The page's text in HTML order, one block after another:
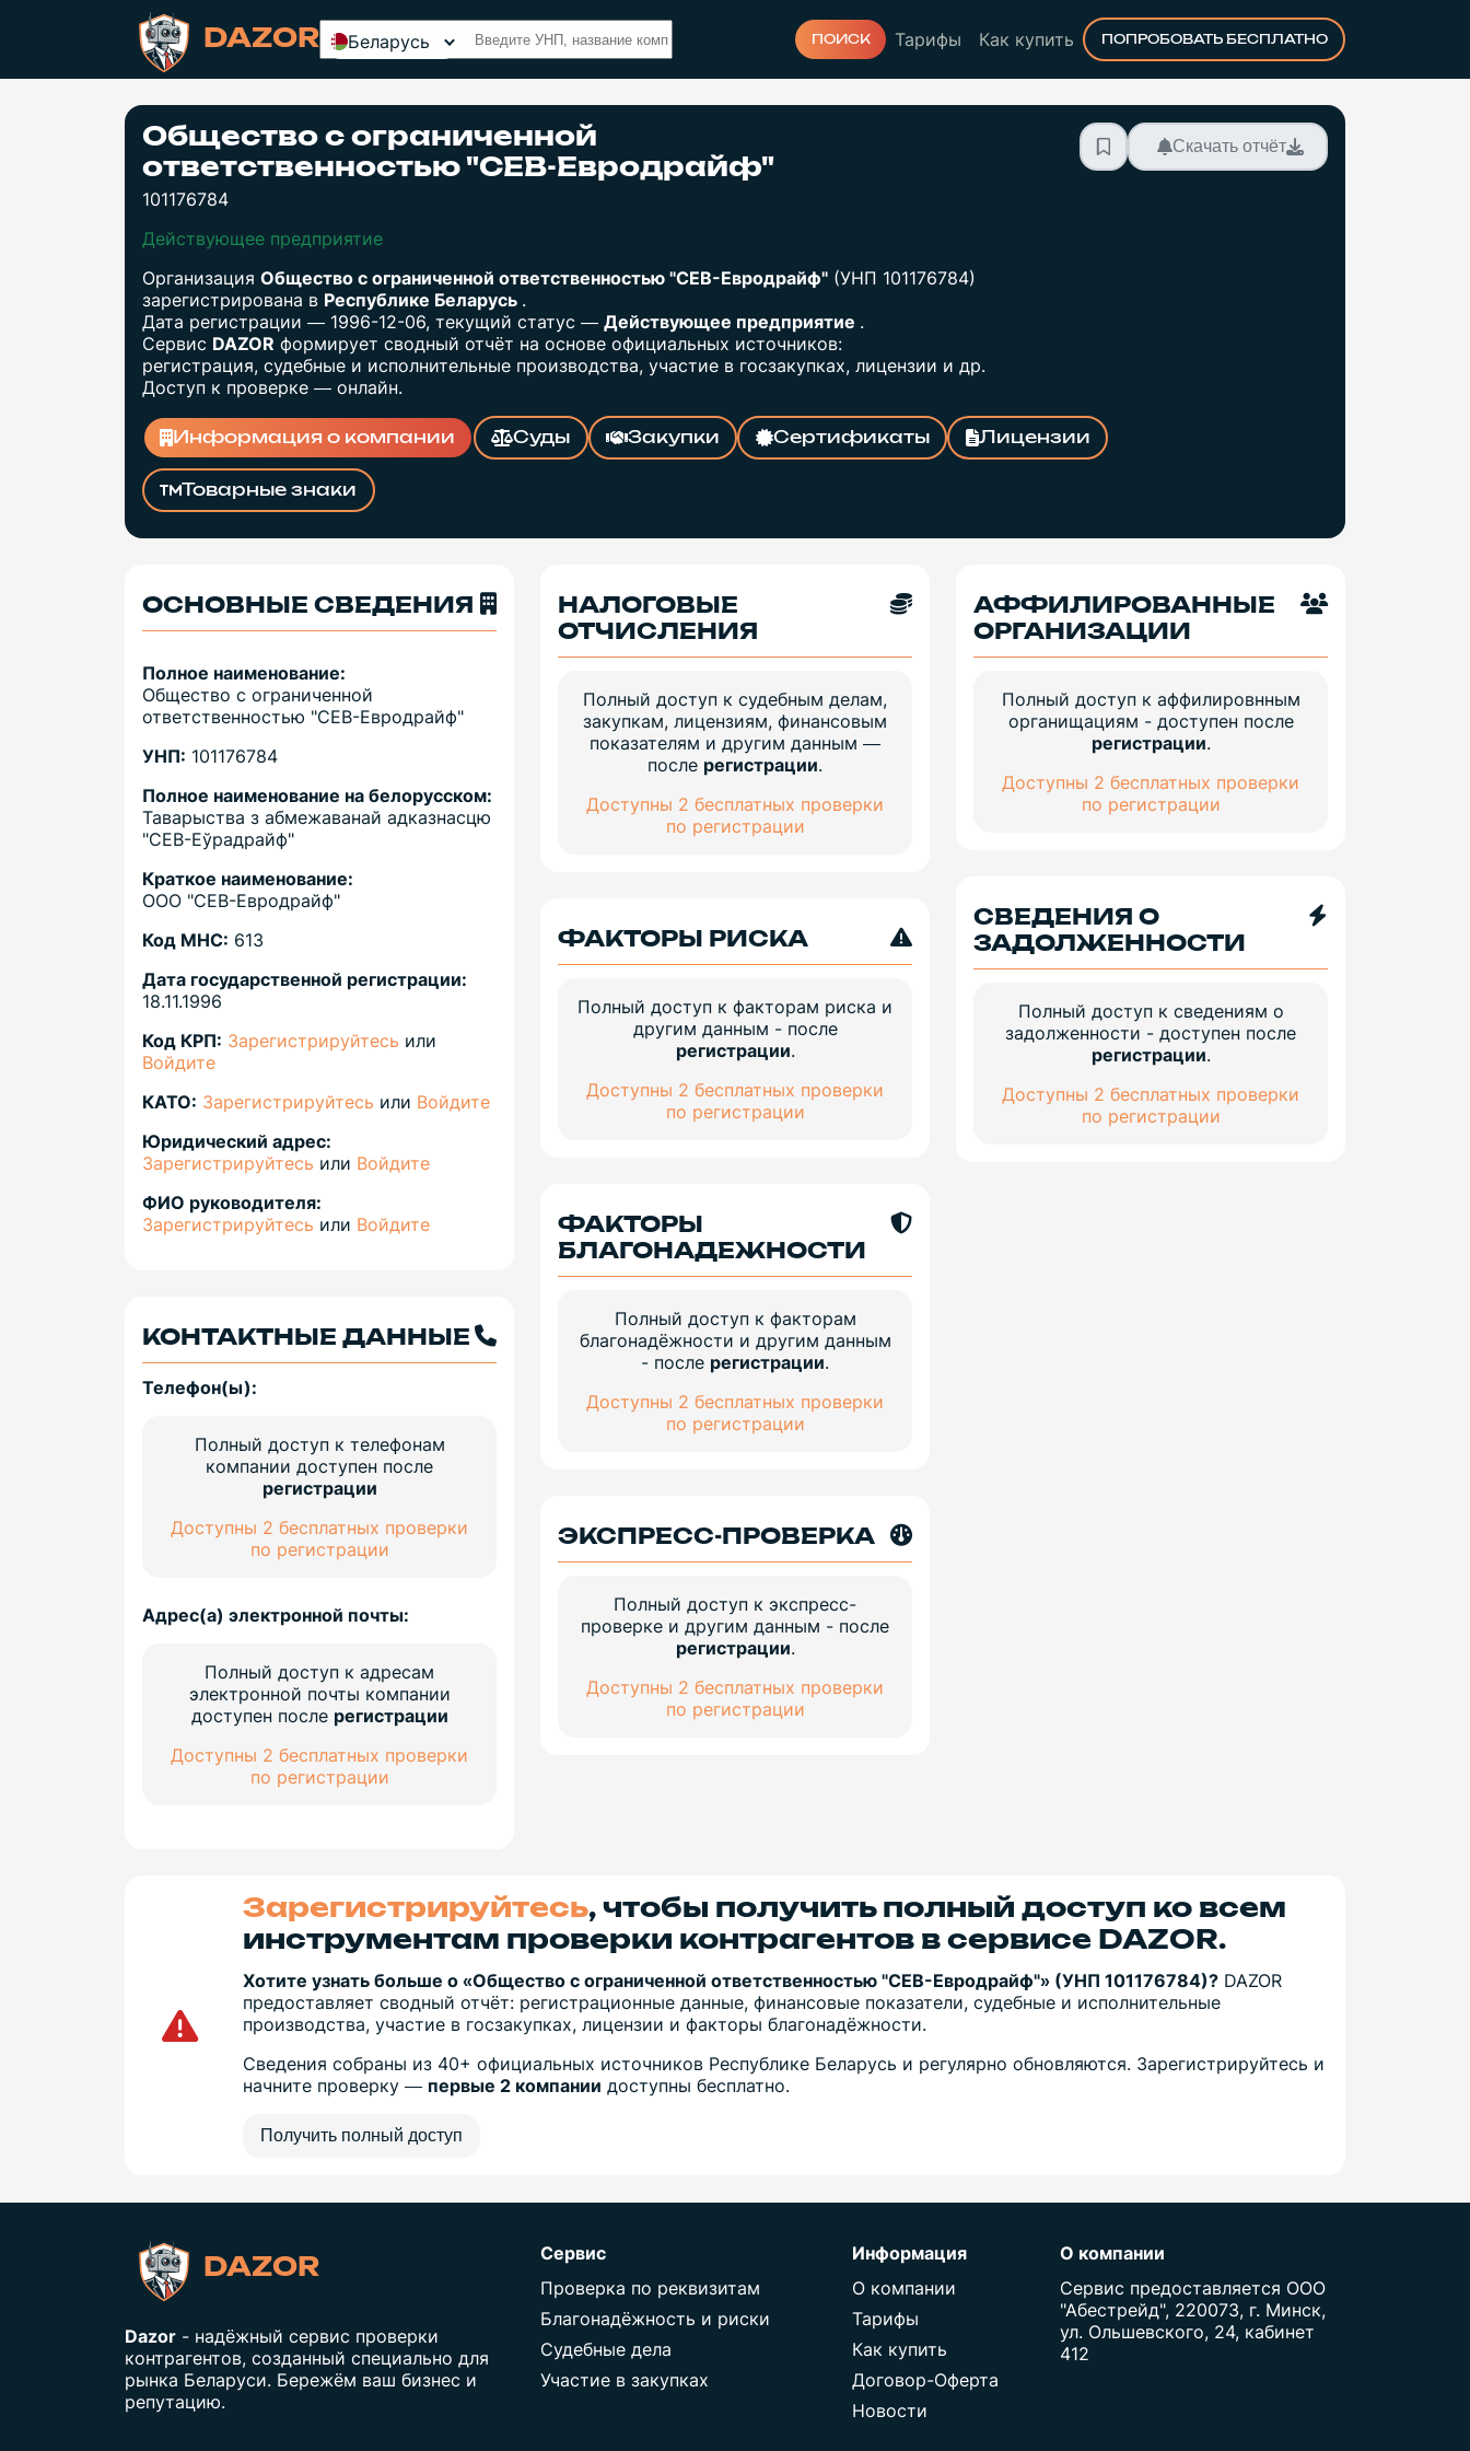
DAZOR Беларусь ПОИСК Тарифы Как купить ПОПРОБОВАТЬ БЕСПЛАТНО
Общество с ограниченной
ответственностью "СЕВ-Евродрайф"
101176784
Скачать отчёт
Действующее предприятие
Организация Общество с ограниченной ответственностью "СЕВ-Евродрайф" (УНП 101176784)
зарегистрирована в Республике Беларусь .
Дата регистрации — 1996-12-06, текущий статус — Действующее предприятие .
Сервис DAZOR формирует сводный отчёт на основе официальных источников:
регистрация, судебные и исполнительные производства, участие в госзакупках, лицензии и др.
Доступ к проверке — онлайн.
Информация о компании Суды Закупки Сертификаты Лицензии
Товарные знаки
ОСНОВНЫЕ СВЕДЕНИЯ
Полное наименование:
Общество с ограниченной
ответственностью "СЕВ-Евродрайф"
УНП: 101176784
Полное наименование на белорусском:
Таварыства з абмежаванай адказнасцю
"СЕВ-Еўрадрайф"
Краткое наименование:
ООО "СЕВ-Евродрайф"
Код МНС: 613
Дата государственной регистрации:
18.11.1996
Код КРП: Зарегистрируйтесь или
Войдите
КАТО: Зарегистрируйтесь или Войдите
Юридический адрес:
Зарегистрируйтесь или Войдите
ФИО руководителя:
Зарегистрируйтесь или Войдите
КОНТАКТНЫЕ ДАННЫЕ
Телефон(ы):
Полный доступ к телефонам
компании доступен после
регистрации
Доступны 2 бесплатных проверки
по регистрации
Адрес(а) электронной почты:
Полный доступ к адресам
электронной почты компании
доступен после регистрации
Доступны 2 бесплатных проверки
по регистрации
НАЛОГОВЫЕ
ОТЧИСЛЕНИЯ
Полный доступ к судебным делам,
закупкам, лицензиям, финансовым
показателям и другим данным —
после регистрации.
Доступны 2 бесплатных проверки
по регистрации
ФАКТОРЫ РИСКА
Полный доступ к факторам риска и
другим данным - после
регистрации.
Доступны 2 бесплатных проверки
по регистрации
ФАКТОРЫ
БЛАГОНАДЕЖНОСТИ
Полный доступ к факторам
благонадёжности и другим данным
- после регистрации.
Доступны 2 бесплатных проверки
по регистрации
ЭКСПРЕСС-ПРОВЕРКА
Полный доступ к экспресс-
проверке и другим данным - после
регистрации.
Доступны 2 бесплатных проверки
по регистрации
АФФИЛИРОВАННЫЕ
ОРГАНИЗАЦИИ
Полный доступ к аффилировнным
органищациям - доступен после
регистрации.
Доступны 2 бесплатных проверки
по регистрации
СВЕДЕНИЯ О
ЗАДОЛЖЕННОСТИ
Полный доступ к сведениям о
задолженности - доступен после
регистрации.
Доступны 2 бесплатных проверки
по регистрации
Зарегистрируйтесь, чтобы получить полный доступ ко всем
инструментам проверки контрагентов в сервисе DAZOR.
Хотите узнать больше о «Общество с ограниченной ответственностью "СЕВ-Евродрайф"» (УНП 101176784)? DAZOR
предоставляет сводный отчёт: регистрационные данные, финансовые показатели, судебные и исполнительные
производства, участие в госзакупках, лицензии и факторы благонадёжности.
Сведения собраны из 40+ официальных источников Республике Беларусь и регулярно обновляются. Зарегистрируйтесь и
начните проверку — первые 2 компании доступны бесплатно.
Получить полный доступ
DAZOR
Dazor - надёжный сервис проверки
контрагентов, созданный специально для
рынка Беларуси. Бережём ваш бизнес и
репутацию.
Сервис
Проверка по реквизитам
Благонадёжность и риски
Судебные дела
Участие в закупках
Информация
О компании
Тарифы
Как купить
Договор-Оферта
Новости
О компании
Сервис предоставляется ООО
"Абестрейд", 220073, г. Минск,
ул. Ольшевского, 24, кабинет
412